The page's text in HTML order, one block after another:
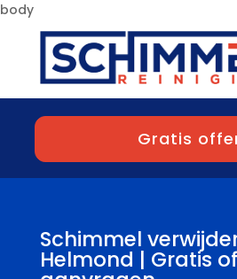
body
Gratis
Schimmel
Helmond | Gratis